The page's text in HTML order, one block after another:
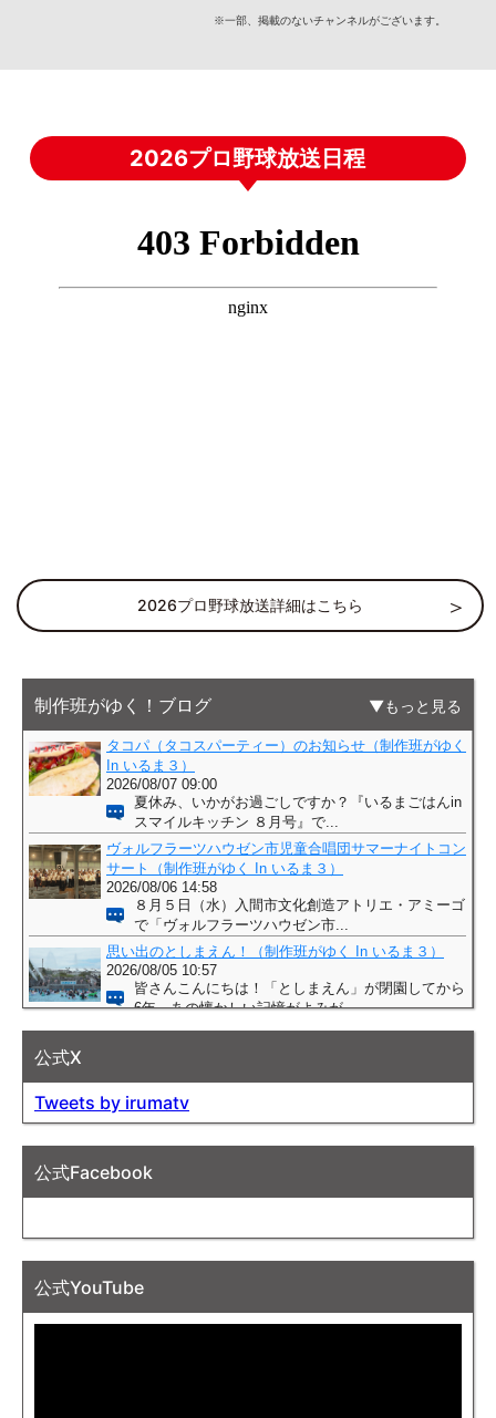
2026プロ野球放送日程
2026プロ野球放送詳細はこちら
制作班がゆく！ブログ もっと見る
公式X
Tweets by irumatv
公式Facebook
公式YouTube